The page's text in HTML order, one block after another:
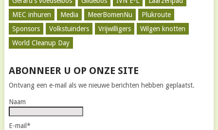
MEC inhuren
Media MeerBomenNu
Plukroute
Sponsors
Volkstuinders Vrijwilligers
Wilgen knotten
World Cleanup Day
ABONNEER U OP ONZE SITE
Ontvang een e-mail als we nieuwe berichten hebben geplaatst.
Naam
E-mail*